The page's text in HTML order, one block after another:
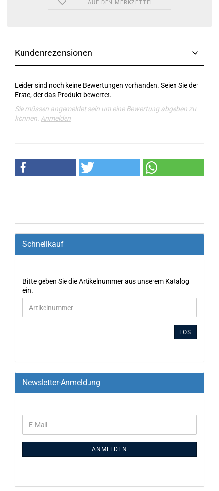
AUF DEN MERKZETTEL
Kundenrezensionen
Leider sind noch keine Bewertungen vorhanden. Seien Sie der
Erste, der das Produkt bewertet.
Sie müssen angemeldet sein um eine Bewertung abgeben zu
können. Anmelden
Schnellkauf
Bitte geben Sie die Artikelnummer aus unserem Katalog
ein.
LOS
Newsletter-Anmeldung
ANMELDEN